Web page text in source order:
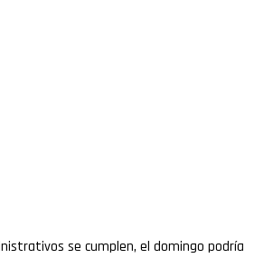
se cumplen, el domingo podría